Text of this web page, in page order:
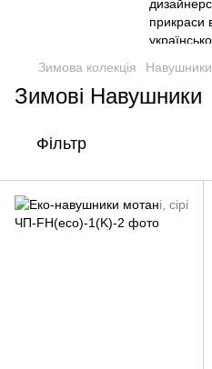
Зимова колекція Навушники
Зимові Навушники
Фільтр